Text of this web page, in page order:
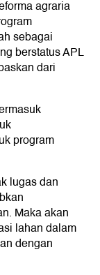
agraria
sebagai
berstatus APL
dari
program
lugas dan
Maka akan
lahan dalam
dengan